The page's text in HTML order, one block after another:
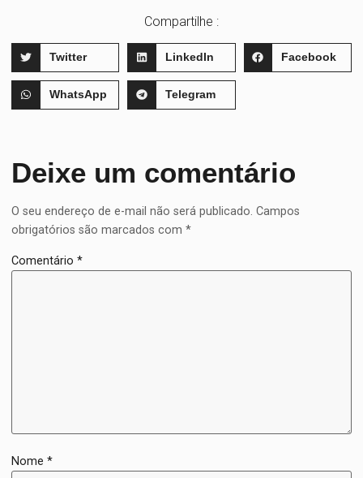
Compartilhe :
Twitter LinkedIn Facebook
WhatsApp Telegram
Deixe um comentário
O seu endereço de e-mail não será publicado. Campos
obrigatórios são marcados com*
Comentário*
Nome*